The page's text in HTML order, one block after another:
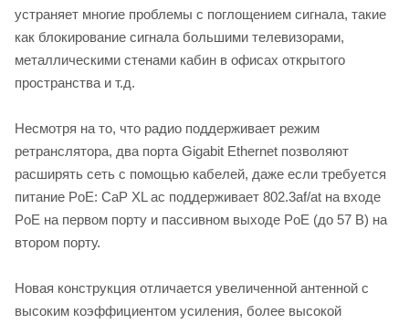
устраняет многие проблемы с поглощением сигнала, такие
как блокирование сигнала большими телевизорами,
металлическими стенами кабин в офисах открытого
пространства и т.д.
Несмотря на то, что радио поддерживает режим
ретранслятора, два порта Gigabit Ethernet позволяют
расширять сеть с помощью кабелей, даже если требуется
питание PoE: CaP XL ac поддерживает 802.3af/at на входе
PoE на первом порту и пассивном выходе PoE (до 57 В) на
втором порту.
Новая конструкция отличается увеличенной антенной с
высоким коэффициентом усиления, более высокой